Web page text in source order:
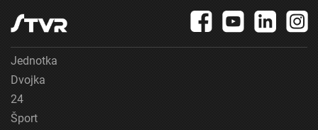
Jednotka
Dvojka
24
Šport